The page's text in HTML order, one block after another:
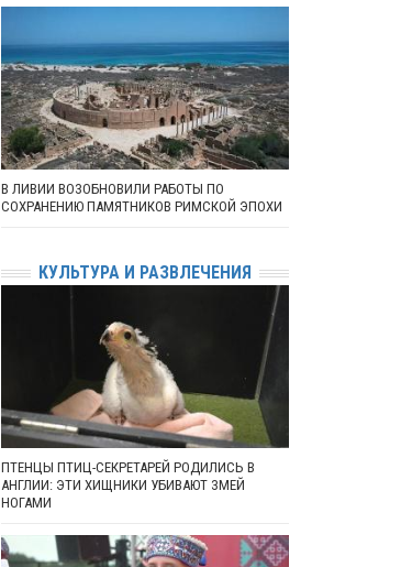
В ЛИВИИ ВОЗОБНОВИЛИ РАБОТЫ ПО
СОХРАНЕНИЮ ПАМЯТНИКОВ РИМСКОЙ ЭПОХИ
КУЛЬТУРА И РАЗВЛЕЧЕНИЯ
ПТЕНЦЫ ПТИЦ-СЕКРЕТАРЕЙ РОДИЛИСЬ В
АНГЛИИ: ЭТИ ХИЩНИКИ УБИВАЮТ ЗМЕЙ
НОГАМИ